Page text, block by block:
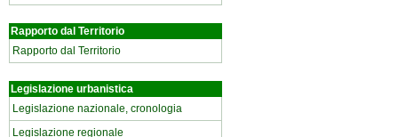
Rapporto dal Territorio
Rapporto dal Territorio
Legislazione urbanistica
Legislazione nazionale, cronologia
Legislazione regionale